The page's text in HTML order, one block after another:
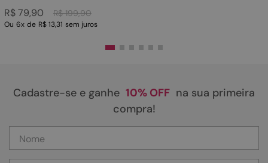
R$ 199,90
R$79,90
Ou 6x de R$ 13,31 sem juros
Cadastre-se e ganhe 10% OFF na sua primeira
compra!